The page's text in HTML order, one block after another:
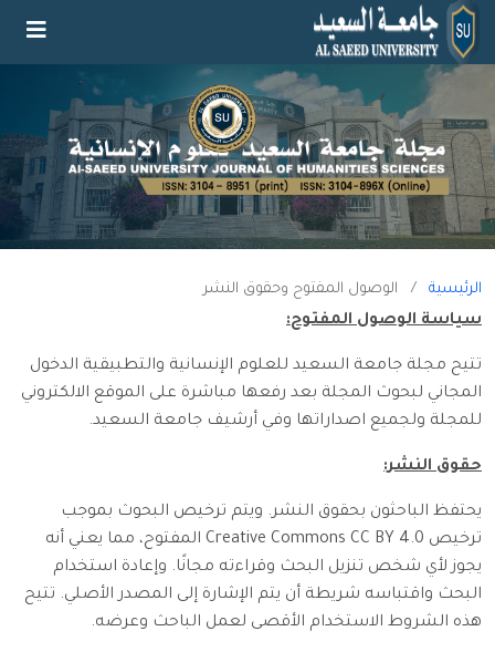
الرئيسية / الوصول المفتوح وحقوق النشر
سياسة الوصول المفتوح:
تتيح مجلة جامعة السعيد للعلوم الإنسانية والتطبيقية الدخول
المجاني لبحوث المجلة بعد رفعها مباشرة على الموقع الالكتروني
للمجلة ولجميع اصداراتها وفي أرشيف جامعة السعيد.
حقوق النشر:
يحتفظ الباحثون بحقوق النشر. ويتم ترخيص البحوث بموجب
ترخيص Creative Commons CC BY 4.0 المفتوح، مما يعني أنه
يجوز لأي شخص تنزيل البحث وقراءته مجانًا. وإعادة استخدام
البحث واقتباسه شريطة أن يتم الإشارة إلى المصدر الأصلي. تتيح
هذه الشروط الاستخدام الأقصى لعمل الباحث وعرضه.